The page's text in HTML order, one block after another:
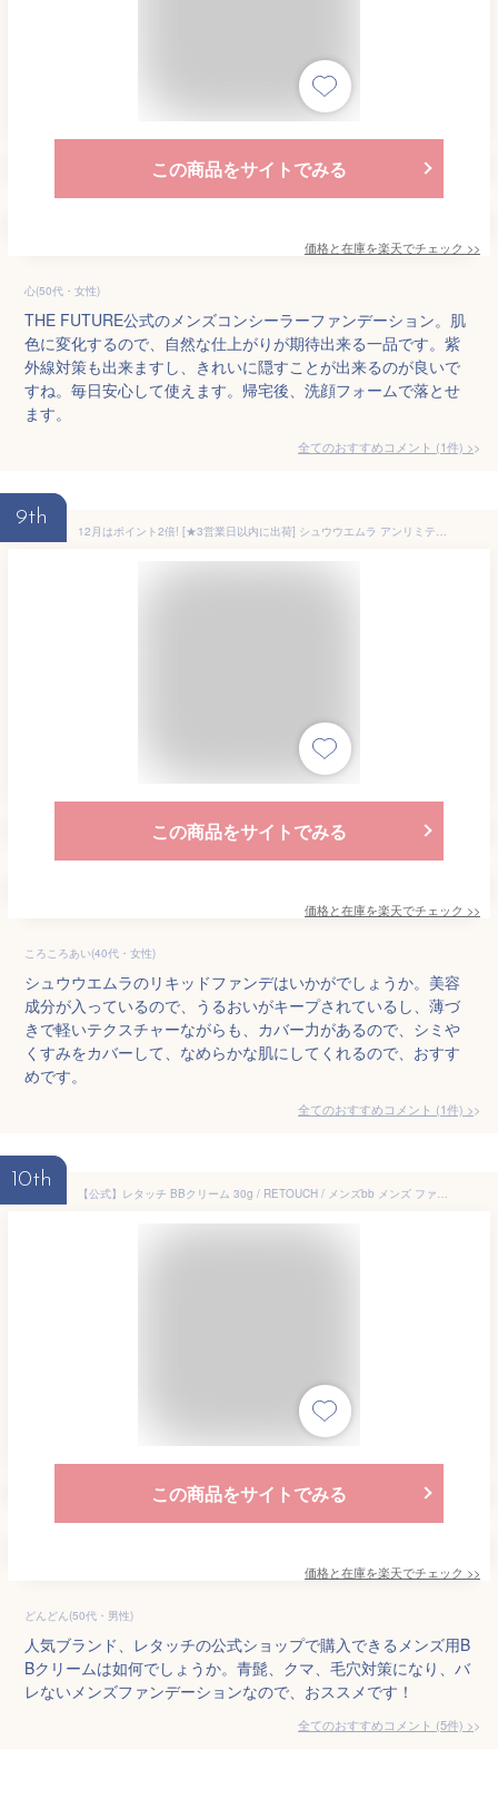
この商品をサイトでみる
価格と在庫を楽天でチェック >>
心(50代・女性)
THE FUTURE公式のメンズコンシーラーファンデーション。肌
色に変化するので、自然な仕上がりが期待出来る一品です。紫
外線対策も出来ますし、きれいに隠すことが出来るのが良いで
すね。毎日安心して使えます。帰宅後、洗顔フォームで落とせ
ます。
全てのおすすめコメント (1件) >
9th
12月はポイント2倍! [★3営業日以内に出荷] シュウウエムラ アンリミテッド ラスティング フルイド #574 ファンデーション (国内正規品)
この商品をサイトでみる
価格と在庫を楽天でチェック >>
ころころあい(40代・女性)
シュウウエムラのリキッドファンデはいかがでしょうか。美容
成分が入っているので、うるおいがキープされているし、薄づ
きで軽いテクスチャーながらも、カバー力があるので、シミや
くすみをカバーして、なめらかな肌にしてくれるので、おすす
めです。
全てのおすすめコメント (1件) >
10th
【公式】レタッチ BBクリーム 30g / RETOUCH / メンズbb メンズ ファンデーション バレない 青髭 クマ 毛穴 ニキビ跡 日焼け止め UV対策 SPF32 PA ++ bbクリーム 男性用 コンシーラー メンズメイク ビービー 人気 ギフト プレゼント
この商品をサイトでみる
価格と在庫を楽天でチェック >>
どんどん(50代・男性)
人気ブランド、レタッチの公式ショップで購入できるメンズ用B
Bクリームは如何でしょうか。青髭、クマ、毛穴対策になり、バ
レないメンズファンデーションなので、おススメです！
全てのおすすめコメント (5件) >